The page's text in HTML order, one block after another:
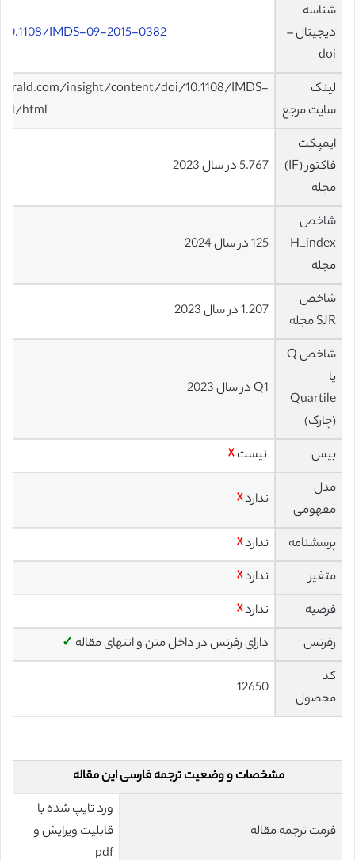
شناسه
دیجیتال –
doi
IMDS-09-2015-0382
لینک
سایت مرجع
insight/content/doi/10.1108/IMDS-
html
ایمپکت
فاکتور (IF)
مجله
5.767 در سال 2023
شاخص
H_index
مجله
125 در سال 2024
شاخص
SJR مجله
1.207 در سال 2023
شاخص Q
یا
Quartile
(چارک)
Q1 در سال 2023
بیس نیست☓
مدل
مفهومی
ندارد☓
پرسشنامه ندارد☓
متغیر
ندارد☓
فرضیه
ندارد☓
رفرنس
دارای رفرنس در داخل متن و انتهای مقاله ✓
کد
محصول
12650
مشخصات و وضعیت ترجمه فارسی این مقاله
فرمت ترجمه مقاله
ورد تایپ شده با
قابلیت ویرایش و
pdf